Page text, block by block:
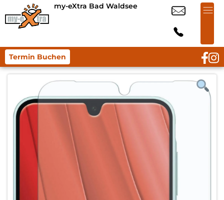
my-eXtra Bad Waldsee
Termin Buchen